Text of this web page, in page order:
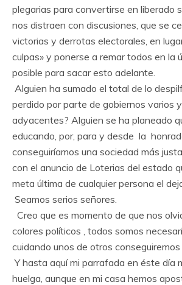
plegarias para convertirse en liberado
nos distraen con discusiones, que se
victorias y derrotas electorales, en
culpas» y ponerse a remar todos en la
posible para sacar esto adelante.
Alguien ha sumado el total de lo
perdido por parte de gobiernos varios
adyacentes? Alguien se ha planeado
educando, por, para y desde la
conseguiríamos una sociedad más
con el anuncio de Loterias del estado
meta última de cualquier persona el
Seamos serios señores.
Creo que es momento de que nos
colores políticos , todos somos
cuidando unos de otros
Y hasta aquí mi parrafada en éste día
huelga, aunque en mi casa hemos